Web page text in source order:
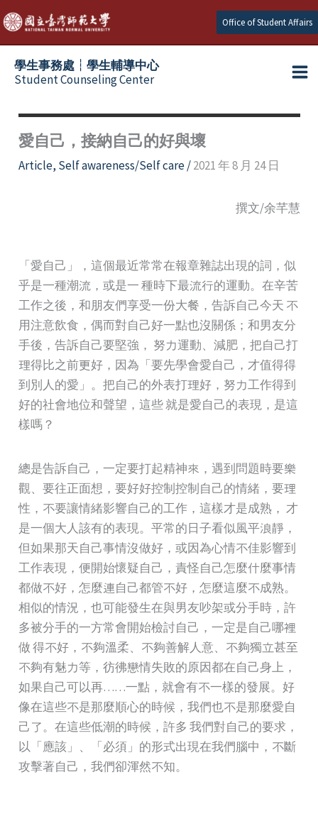
Skip
to
content
Office of Student Affairs
學生事務處┆學生輔導中心
Student Counseling Center
愛自己，接納自己的好與壞
Article, Self awareness/Self care/2021 年 8 月 24 日
撰文/余芊慧
「愛自己」，這個最近常常在報章雜誌出現的詞，似
乎是一種潮流，或是一 種時下最流行的運動。在辛苦
工作之後，和朋友們享受一份大餐，告訴自己今天 不
用注意飲食，偶而對自己好一點也沒關係；和男友分
手後，告訴自己要堅強， 努力運動、減肥，把自己打
理得比之前更好，因為「要先學會愛自己，才值得得
到別人的愛」。把自己的外表打理好，努力工作得到
好的社會地位和聲望，這些 就是愛自己的表現，是這
樣嗎？
總是告訴自己，一定要打起精神來，遇到問題時要樂
觀、要往正面想，要好好控制控制自己的情緒，要理
性，不要讓情緒影響自己的工作，這樣才是成熟， 才
是一個大人該有的表現。平常的日子看似風平浪靜，
但如果那天自己事情沒做好，或因為心情不佳影響到
工作表現，便開始懷疑自己，責怪自己怎麼什麼事情
都做不好，怎麼連自己都管不好，怎麼這麼不成熟。
相似的情況，也可能發生在與男友吵架或分手時，許
多被分手的一方常會開始檢討自己，一定是自己哪裡
做 得不好，不夠溫柔、不夠善解人意、不夠獨立甚至
不夠有魅力等，彷彿戀情失敗的原因都在自己身上，
如果自己可以再……一點，就會有不一樣的發展。好
像在這些不是那麼順心的時候，我們也不是那麼愛自
己了。在這些低潮的時候，許多 我們對自己的要求，
以「應該」、「必須」的形式出現在我們腦中，不斷
攻擊著自己，我們卻渾然不知。